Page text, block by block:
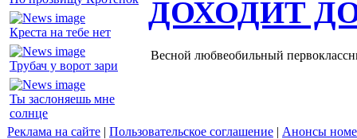
Креста на тебе нет
Трубач у ворот зари
Ты заслоняешь мне
солнце
ДОХОДИТ
Весной любвеобильный
Реклама на сайте | Пользовательское соглашение | Анонсы